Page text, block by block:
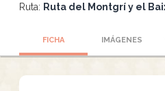
Ruta: Ruta del Montgrí y el
FICHA IMÁGENES